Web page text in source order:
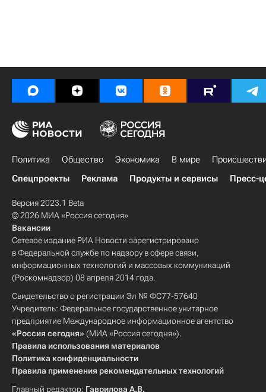
Политика Общество Экономика В мире
Спецпроекты
Реклама Продукты и сервисы Пресс-
Версия 2023.1 Beta
© 2026 МИА «Россия сегодня»
Вакансии
Сетевое издание РИА Новости зарегистрировано
в Федеральной службе по надзору в сфере связи,
информационных технологий и массовых коммуникаций
(Роскомнадзор) 08 апреля 2014 года.
Свидетельство о регистрации Эл № ФС77-57640
Учредитель: Федеральное государственное унитарное
предприятие Международное информационное агентство
«Россия сегодня» (МИА «Россия сегодня»).
Правила использования материалов
Политика конфиденциальности
Правила применения рекомендательных технологий
Главный редактор: Гаврилова А.В.